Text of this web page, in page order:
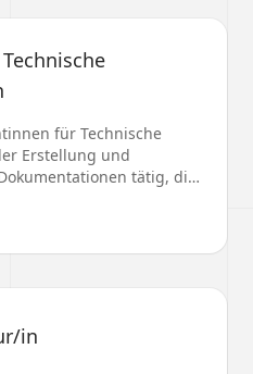
für Technische
Erstellung und
tätig, die
in